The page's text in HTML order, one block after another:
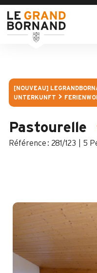
[NOUVEAU]
UNTERKUNFT
Pastourelle
: 281/123 5